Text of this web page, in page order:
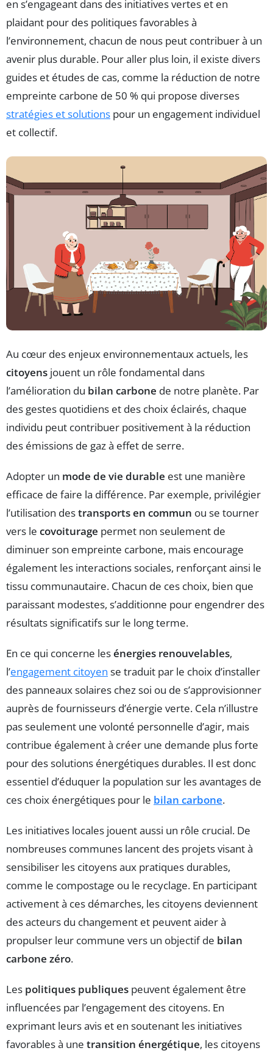
en s’engageant dans des initiatives vertes et en
plaidant pour des politiques favorables à
l’environnement, chacun de nous peut contribuer à un
avenir plus durable. Pour aller plus loin, il existe divers
guides et études de cas, comme la réduction de notre
empreinte carbone de 50 % qui propose diverses
stratégies et solutions pour un engagement individuel
et collectif.
Au cœur des enjeux environnementaux actuels, les
citoyens jouent un rôle fondamental dans
l’amélioration du bilan carbone de notre planète. Par
des gestes quotidiens et des choix éclairés, chaque
individu peut contribuer positivement à la réduction
des émissions de gaz à effet de serre.
Adopter un mode de vie durable est une manière
efficace de faire la différence. Par exemple, privilégier
l’utilisation destransports en commun ou se tourner
vers le covoiturage permet non seulement de
diminuer son empreinte carbone, mais encourage
également les interactions sociales, renforçant ainsi le
tissu communautaire. Chacun de ces choix, bien que
paraissant modestes, s’additionne pour engendrer des
résultats significatifs sur le long terme.
En ce qui concerne lesénergies renouvelables,
l’engagement citoyen se traduit par le choix d’installer
des panneaux solaires chez soi ou de s’approvisionner
auprès de fournisseurs d’énergie verte. Cela n’illustre
pas seulement une volonté personnelle d’agir, mais
contribue également à créer une demande plus forte
pour des solutions énergétiques durables. Il est donc
essentiel d’éduquer la population sur les avantages de
ces choix énergétiques pour le bilan carbone.
Les initiatives locales jouent aussi un rôle crucial. De
nombreuses communes lancent des projets visant à
sensibiliser les citoyens aux pratiques durables,
comme le compostage ou le recyclage. En participant
activement à ces démarches, les citoyens deviennent
des acteurs du changement et peuvent aider à
propulser leur commune vers un objectif de bilan
carbone zéro.
Les politiques publiques peuvent également être
influencées par l’engagement des citoyens. En
exprimant leurs avis et en soutenant les initiatives
favorables à une transition énergétique, les citoyens